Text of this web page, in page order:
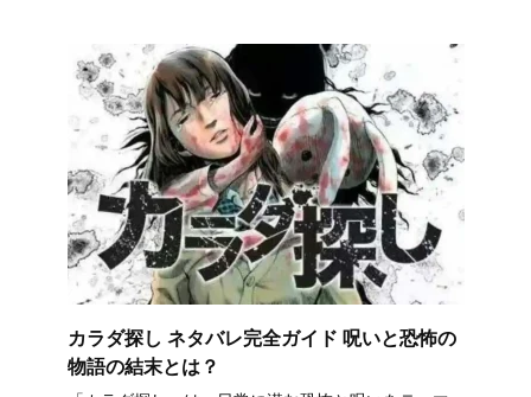
カラダ探し ネタバレ完全ガイド 呪いと恐怖の
物語の結末とは？